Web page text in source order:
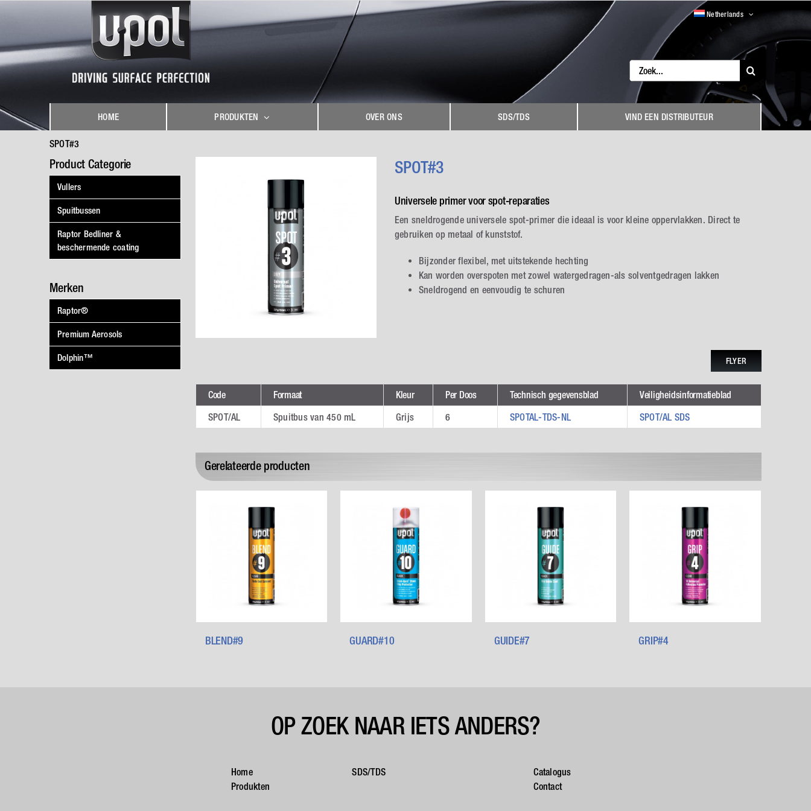
Netherlands
Search
for:
HOME PRODUKTEN OVER ONS SDS/TDS VIND EEN DISTRIBUTEUR
SPOT#3
SPOT#3
Universele primer voor spot-reparaties
Een sneldrogende universele spot-primer die ideaal is voor kleine oppervlakken. Direct te
gebruiken op metaal of kunststof.
Bijzonder flexibel, met uitstekende hechting
Kan worden overspoten met zowel watergedragen-als solventgedragen lakken
Sneldrogend en eenvoudig te schuren
FLYER
Code Formaat Kleur Per Doos Technisch gegevensblad Veiligheidsinformatieblad
SPOT/AL Spuitbus van 450 mL Grijs 6 SPOTAL-TDS-NL SPOT/AL SDS
Gerelateerde producten
BLEND#9 GUARD#10 GUIDE#7 GRIP#4
Product Categorie
Vullers
Spuitbussen
Raptor Bedliner &
beschermende coating
Merken
Raptor®
Premium Aerosols
Dolphin™
OP ZOEK NAAR IETS ANDERS?
Home
Produkten
SDS/TDS
Catalogus
Contact